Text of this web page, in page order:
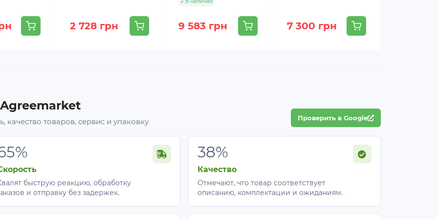
2 728 грн
В наличии
9 583 грн 7 300 грн
качество товаров, сервис и упаковку Проверить в Google
быструю реакцию, обработку
и отправку без задержек.
38%
Качество
Отмечают, что товар соответствует
описанию, комплектации и ожиданиям.